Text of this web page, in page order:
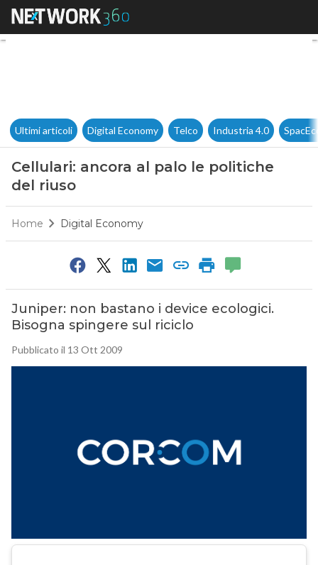
Cellulari: ancora al palo le
Ultimi articoli Digital Economy Telco Industria 4.0
Cellulari: ancora al palo le politiche
del riuso
Home Digital Economy
Juniper: non bastano i device ecologici.
Bisogna spingere sul riciclo
Pubblicato il 13 Ott 2009